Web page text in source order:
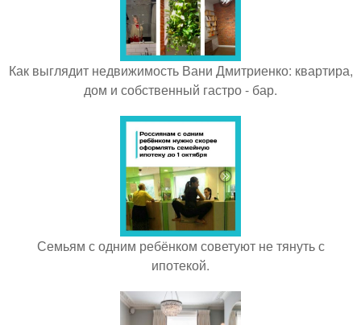
Как выглядит недвижимость Вани Дмитриенко: квартира,
дом и собственный гастро - бар.
Семьям с одним ребёнком советуют не тянуть с
ипотекой.